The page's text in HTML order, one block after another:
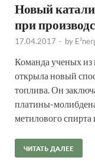
Новый
при
17.04.2017 - by
Команда ученых
открыла новый
топлива. Он
платины-
метилового спирта
ЧИТАТЬ ДАЛЕЕ